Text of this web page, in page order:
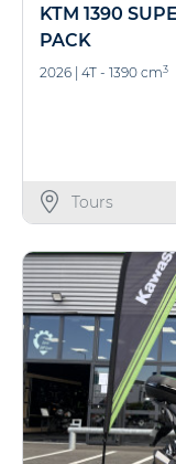
KTM 1390
PACK
2026 4T - 1390 cm3
Tours